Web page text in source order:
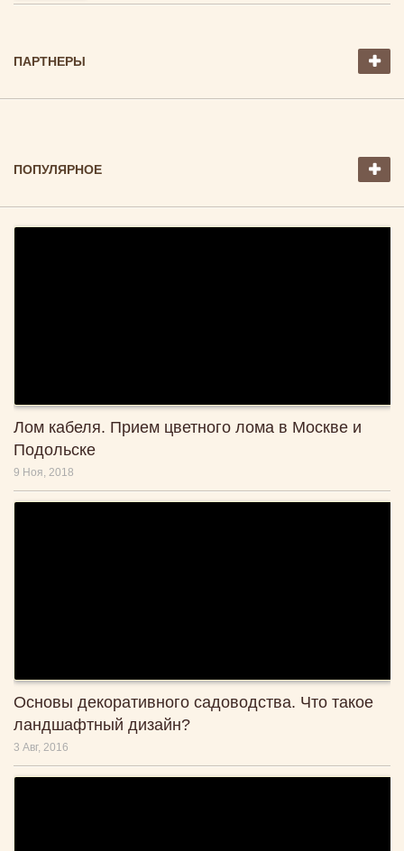
ПАРТНЕРЫ
ПОПУЛЯРНОЕ
Лом кабеля. Прием цветного лома в Москве и
Подольске
9 Ноя, 2018
Основы декоративного садоводства. Что такое
ландшафтный дизайн?
3 Авг, 2016